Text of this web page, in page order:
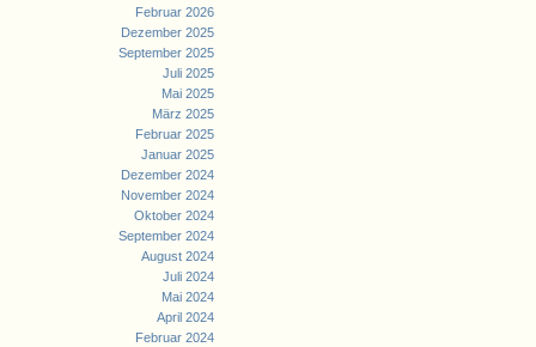
Februar 2026
Dezember 2025
September 2025
Juli 2025
Mai 2025
März 2025
Februar 2025
Januar 2025
Dezember 2024
November 2024
Oktober 2024
September 2024
August 2024
Juli 2024
Mai 2024
April 2024
Februar 2024